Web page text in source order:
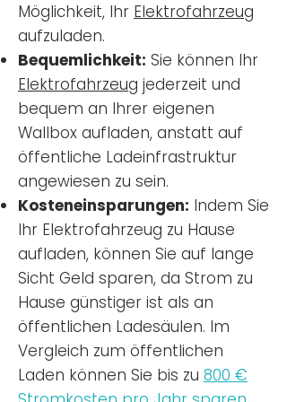
Möglichkeit, Ihr Elektrofahrzeug
aufzuladen.
Bequemlichkeit: Sie können Ihr
Elektrofahrzeug jederzeit und
bequem an Ihrer eigenen
Wallbox aufladen, anstatt auf
öffentliche Ladeinfrastruktur
angewiesen zu sein.
Kosteneinsparungen: Indem Sie
Ihr Elektrofahrzeug zu Hause
aufladen, können Sie auf lange
Sicht Geld sparen, da Strom zu
Hause günstiger ist als an
öffentlichen Ladesäulen. Im
Vergleich zum öffentlichen
Laden können Sie bis zu 800 €